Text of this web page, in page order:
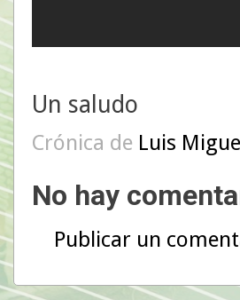
Un saludo
Crónica de Luis
No hay
Publicar un